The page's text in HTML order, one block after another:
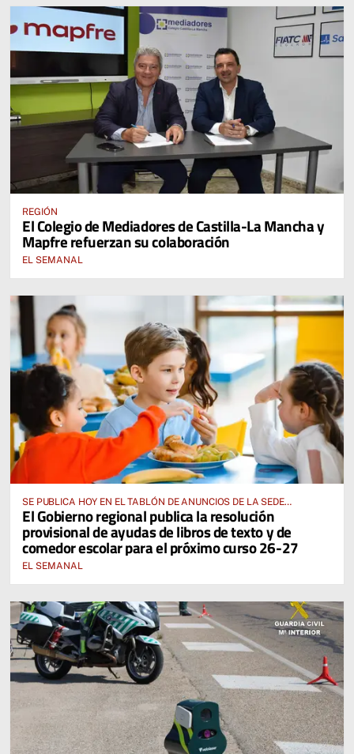
REGIÓN
El Colegio de Mediadores de Castilla-La Mancha y
Mapfre refuerzan su colaboración
EL SEMANAL
SE PUBLICA HOY EN EL TABLÓN DE ANUNCIOS DE LA SEDE
ELECTRÓNICA DE LA JUNTA DE COMUNIDADES Y EN EL PORTAL DE
EDUCACIÓN DE CASTILLA-LA MANCHA
El Gobierno regional publica la resolución
provisional de ayudas de libros de texto y de
comedor escolar para el próximo curso 26-27
EL SEMANAL